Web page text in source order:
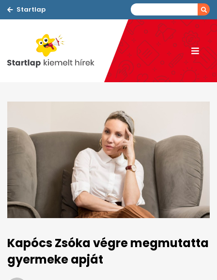
Startlap
Kapócs Zsóka végre megmutatta
gyermeke apját